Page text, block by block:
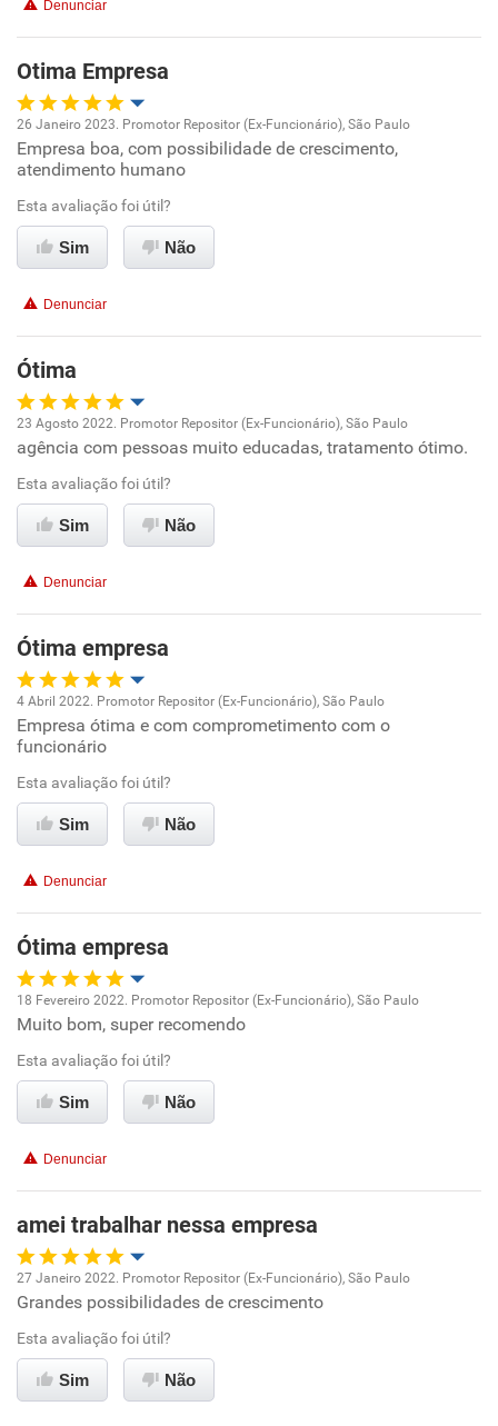
Benefícios
Recomenda esta empresa
Denunciar
Otima Empresa
Oportunidade de promoção
Ambiente de trabalho
Conciliação com a vida familiar
Recomenda esta empresa
Recomenda a diretoria
26 Janeiro 2023. Promotor Repositor (Ex-Funcionário), São Paulo
Empresa boa, com possibilidade de crescimento,
atendimento humano
Esta avaliação foi útil?
Sim Não
Denunciar
Ótima
Oportunidade de promoção
Ambiente de trabalho
Benefícios
Recomenda esta empresa
Recomenda a diretoria
23 Agosto 2022. Promotor Repositor (Ex-Funcionário), São Paulo
agência com pessoas muito educadas, tratamento ótimo.
Esta avaliação foi útil?
Sim Não
Denunciar
Ótima empresa
Oportunidade de promoção
Ambiente de trabalho
Conciliação com a vida familiar
Recomenda esta empresa
Recomenda a diretoria
4 Abril 2022. Promotor Repositor (Ex-Funcionário), São Paulo
Empresa ótima e com comprometimento com o
funcionário
Esta avaliação foi útil?
Sim Não
Denunciar
Ótima empresa
Oportunidade de promoção
Ambiente de trabalho
Benefícios
Recomenda esta empresa
Recomenda a diretoria
18 Fevereiro 2022. Promotor Repositor (Ex-Funcionário), São Paulo
Muito bom, super recomendo
Esta avaliação foi útil?
Sim Não
Denunciar
amei trabalhar nessa empresa
Oportunidade de promoção
Ambiente de trabalho
27 Janeiro 2022. Promotor Repositor (Ex-Funcionário), São Paulo
Grandes possibilidades de crescimento
Esta avaliação foi útil?
Sim Não